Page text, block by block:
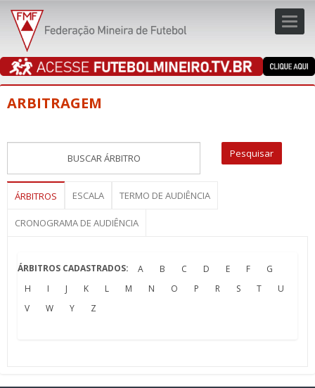
ARBITRAGEM
ÁRBITROS ESCALA TERMO DE AUDIÊNCIA
CRONOGRAMA DE AUDIÊNCIA
ÁRBITROS CADASTRADOS: A B C D E F
G
H
I J K L M N O P R S T
U
V
W Y Z